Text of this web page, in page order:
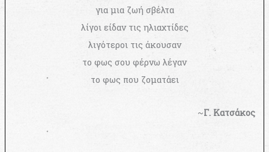
για μια ζωή σβέλτα
λίγοι είδαν τις ηλιαχτίδες
λιγότεροι τις άκουσαν
το φως σου φέρνω λέγαν
το φως που ζοματάει
~Γ. Κατσάκος